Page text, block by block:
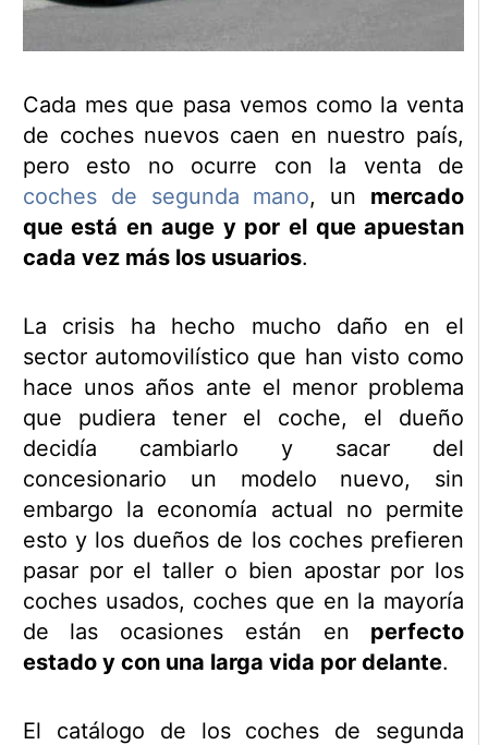
Cada mes que pasa vemos como la venta
de coches nuevos caen en nuestro país,
pero esto no ocurre con la venta de
coches de segunda mano, un mercado
que está en auge y por el que apuestan
cada vez más los usuarios.
La crisis ha hecho mucho daño en el
sector automovilístico que han visto como
hace unos años ante el menor problema
que pudiera tener el coche, el dueño
decidía cambiarlo y sacar del
concesionario un modelo nuevo, sin
embargo la economía actual no permite
esto y los dueños de los coches prefieren
pasar por el taller o bien apostar por los
coches usados, coches que en la mayoría
de las ocasiones están en perfecto
estado y con una larga vida por delante.
El catálogo de los coches de segunda